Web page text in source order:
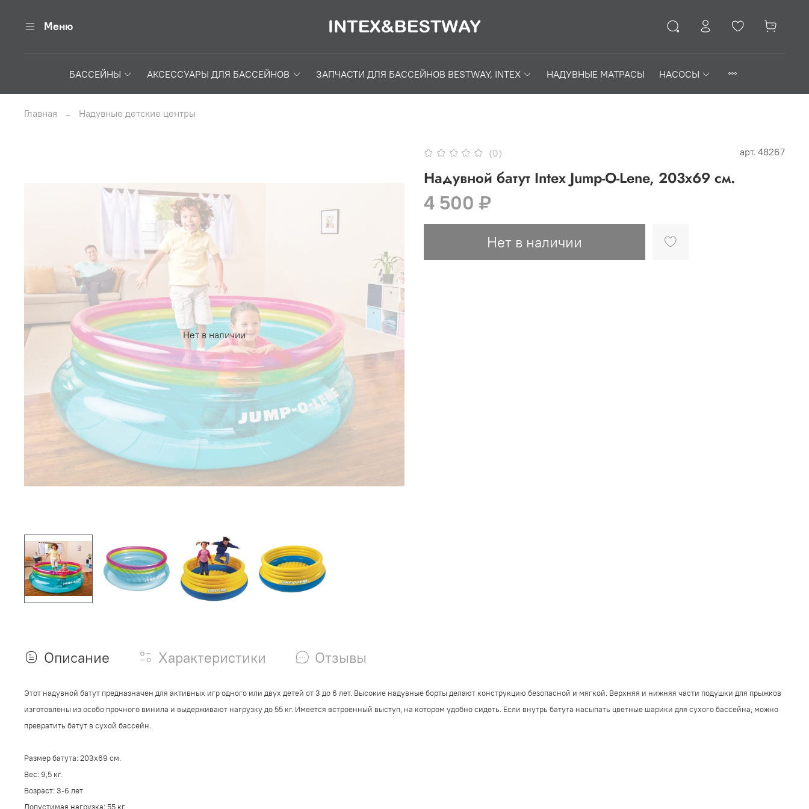
Меню
БАССЕЙНЫ АКСЕССУАРЫ ДЛЯ БАССЕЙНОВ ЗАПЧАСТИ ДЛЯ БАССЕЙНОВ BESTWAY, INTEX НАДУВНЫЕ МАТРАСЫ НАСОСЫ
Главная Надувные детские центры
Нет в наличии
(0) арт. 48267
Надувной батут Intex Jump-O-Lene, 203х69 см.
4 500 ₽
Нет в наличии
Описание Характеристики Отзывы
Этот надувной батут предназначен для активных игр одного или двух детей от 3 до 6 лет. Высокие надувные борты делают конструкцию безопасной и мягкой. Верхняя и нижняя части подушки для прыжков
изготовлены из особо прочного винила и выдерживают нагрузку до 55 кг. Имеется встроенный выступ, на котором удобно сидеть. Если внутрь батута насыпать цветные шарики для сухого бассейна, можно
превратить батут в сухой бассейн.
Размер батута: 203х69 см.
Вес: 9,5 кг.
Возраст: 3-6 лет
Допустимая нагрузка: 55 кг.